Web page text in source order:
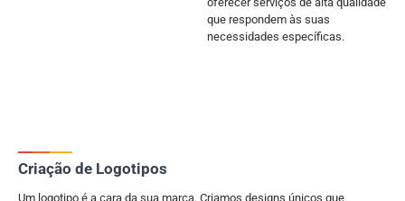
que respondem às suas
necessidades específicas.
Criação de Logotipos
Um logotipo é a cara da sua marca. Criamos designs únicos que